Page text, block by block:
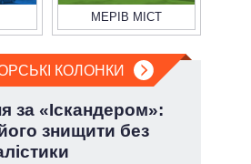
МЕРІВ МІСТ
КОЛОНКИ
за «Іскандером»:
знищити без